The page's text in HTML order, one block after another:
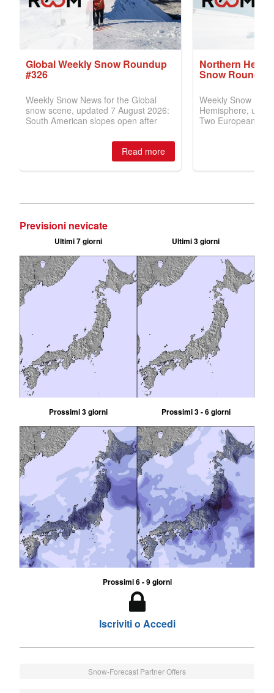
Previsioni nevicate
Ultimi 7 giorni Ultimi 3 giorni
Prossimi 3 giorni Prossimi 3 - 6 giorni
Prossimi 6 - 9 giorni
Iscriviti o Accedi
Snow-Forecast Partner Offers